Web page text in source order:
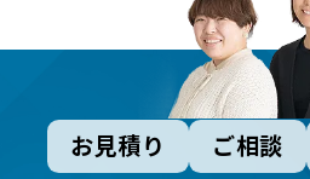
お見積り ご相談